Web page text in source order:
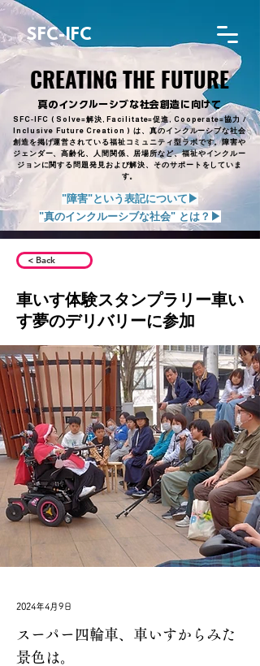
真のインクルーシブな社会創造に向けて
SFC-IFC ( Solve=解決, Facilitate=促進, Cooperate=協力 /
Inclusive Future Creation ) は、真のインクルーシブな社会
創造を掲げ運営されている福祉コミュニティ型ラボです。障害や
ジェンダー、高齢化、人間関係、居場所など、福祉やインクルー
ジョンに関する問題発見および解決、そのサポートをしていま
す。
CREATING THE FUTURE
CREATING THE FUTURE
SFC-IFC
"障害"という表記について▶︎
"真のインクルーシブな社会" とは？▶︎
< Back
車いす体験スタンプラリー車い
す夢のデリバリーに参加
2024年4月9日
スーパー四輪車、車いすからみた
景色は。